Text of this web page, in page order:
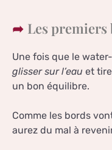
Les premiers
Une fois que le
glisser sur l’eau et
un bon équilibre.
Comme les bords
aurez du mal à